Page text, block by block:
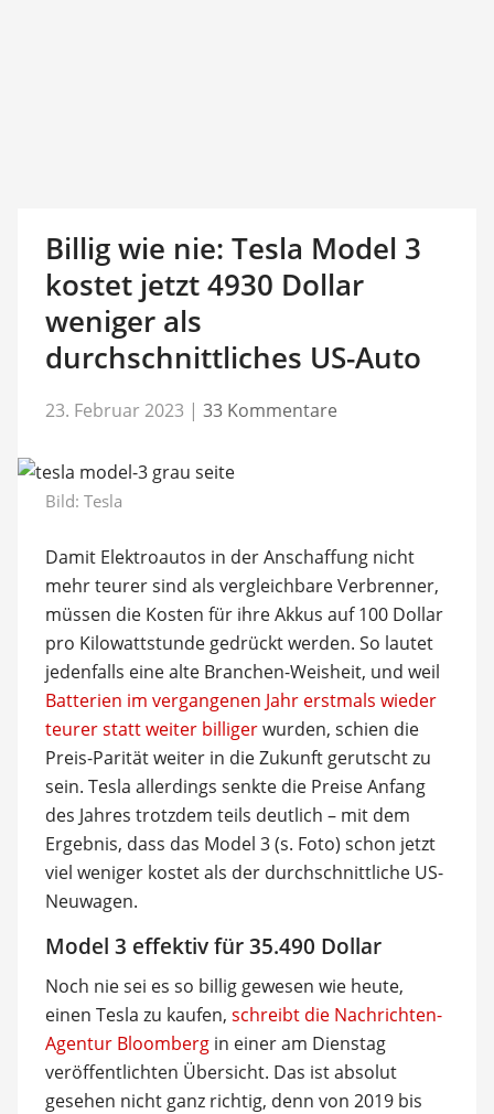
Billig wie nie: Tesla Model 3
kostet jetzt 4930 Dollar
weniger als
durchschnittliches US-Auto
23. Februar 2023 | 33 Kommentare
Bild: Tesla
Damit Elektroautos in der Anschaffung nicht
mehr teurer sind als vergleichbare Verbrenner,
müssen die Kosten für ihre Akkus auf 100 Dollar
pro Kilowattstunde gedrückt werden. So lautet
jedenfalls eine alte Branchen-Weisheit, und weil
Batterien im vergangenen Jahr erstmals wieder
teurer statt weiter billigerwurden, schien die
Preis-Parität weiter in die Zukunft gerutscht zu
sein. Tesla allerdings senkte die Preise Anfang
des Jahres trotzdem teils deutlich – mit dem
Ergebnis, dass das Model 3 (s. Foto) schon jetzt
viel weniger kostet als der durchschnittliche US-
Neuwagen.
Model 3 effektiv für 35.490 Dollar
Noch nie sei es so billig gewesen wie heute,
einen Tesla zu kaufen, schreibt die Nachrichten-
Agentur Bloombergin einer am Dienstag
veröffentlichten Übersicht. Das ist absolut
gesehen nicht ganz richtig, denn von 2019 bis